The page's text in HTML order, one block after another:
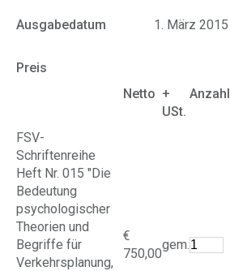
Ausgabedatum 1. März 2015
Preis
Netto +
USt.
Anzahl
FSV-
Schriftenreihe
Heft Nr. 015 "Die
Bedeutung
psychologischer
Theorien und
Begriffe für
Verkehrsplanung,
€
750,00
gem.